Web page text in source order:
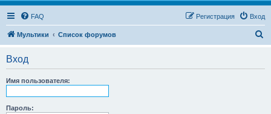
FAQ Вход
Регистрация
Мультики Список форумов
Вход
Имя пользователя:
Пароль: